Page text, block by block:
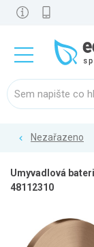
Nezařazeno
Umyvadlová
48112310